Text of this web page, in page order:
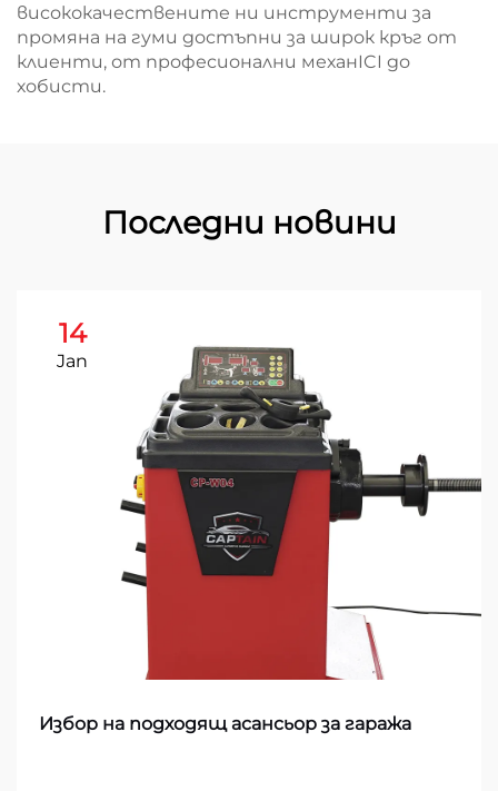
висококачествените ни инструменти за
промяна на гуми достъпни за широк кръг от
клиенти, от професионални механICI до
хобисти.
Последни новини
14
Jan
Избор на подходящ асансьор за гаража